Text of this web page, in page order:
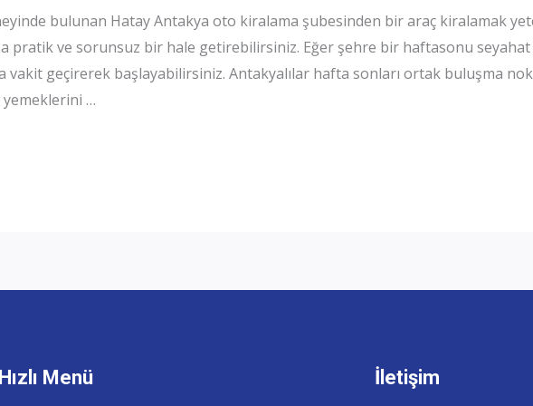
bulunan Hatay Antakya oto kiralama şubesinden bir araç kiralamak
pratik ve sorunsuz bir hale getirebilirsiniz. Eğer şehre bir haftasonu
vakit geçirerek başlayabilirsiniz. Antakyalılar hafta sonları ortak buluşma
yemeklerini …
Hızlı Menü İletişim